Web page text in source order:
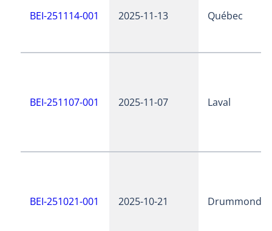
BEI-251114-001 2025-11-13 Québec
BEI-251107-001 2025-11-07 Laval
BEI-251021-001 2025-10-21